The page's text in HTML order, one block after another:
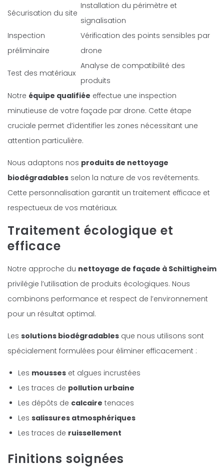
Sécurisation du site
Installation du périmètre et
signalisation
Inspection
préliminaire
Vérification des points sensibles par
drone
Test des matériaux
Analyse de compatibilité des
produits
Notre équipe qualifiée effectue une inspection
minutieuse de votre façade par drone. Cette étape
cruciale permet d’identifier les zones nécessitant une
attention particulière.
Nous adaptons nos produits de nettoyage
biodégradables selon la nature de vos revêtements.
Cette personnalisation garantit un traitement efficace et
respectueux de vos matériaux.
Traitement écologique et
efficace
Notre approche du nettoyage de façade à Schiltigheim
privilégie l’utilisation de produits écologiques. Nous
combinons performance et respect de l’environnement
pour un résultat optimal.
Les solutions biodégradables que nous utilisons sont
spécialement formulées pour éliminer efficacement :
Les mousses et algues incrustées
Les traces de pollution urbaine
Les dépôts de calcaire tenaces
Les salissures atmosphériques
Les traces de ruissellement
Finitions soignées